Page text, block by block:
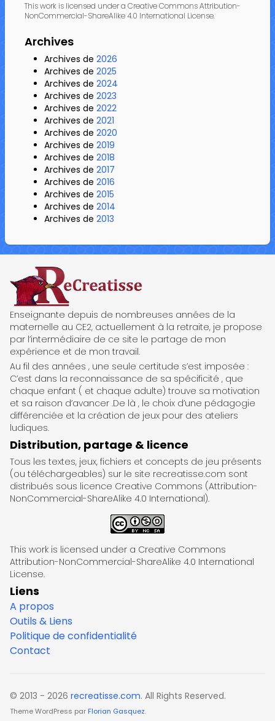
This work is licensed under a Creative Commons Attribution-
NonCommercial-ShareAlike 4.0 International License.
Archives
Archives de 2026
Archives de 2025
Archives de 2024
Archives de 2023
Archives de 2022
Archives de 2021
Archives de 2020
Archives de 2019
Archives de 2018
Archives de 2017
Archives de 2016
Archives de 2015
Archives de 2014
Archives de 2013
ReCreatisse
Enseignante depuis de nombreuses années de la
maternelle au CE2, actuellement à la retraite, je propose
par l’intermédiaire de ce site le partage de mon
expérience et de mon travail.
Au fil des années , une seule certitude s’est imposée :
C’est dans la reconnaissance de sa spécificité , que
chaque enfant ( et chaque adulte) trouve sa motivation
et sa raison d’avancer .De là , le choix d’une pédagogie
différenciée et la création de jeux pour des ateliers
ludiques.
Distribution, partage & licence
Tous les textes, jeux, fichiers et concepts de jeu présents
(ou téléchargeables) sur le site recreatisse.com sont
distribués sous licence Creative Commons (Attribution-
NonCommercial-ShareAlike 4.0 International).
This work is licensed under a Creative Commons
Attribution-NonCommercial-ShareAlike 4.0 International
License.
Liens
A propos
Outils & Liens
Politique de confidentialité
Contact
© 2013 - 2026 recreatisse.com. All Rights Reserved.
Theme WordPress par Florian Gasquez.